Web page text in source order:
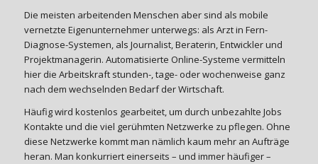
Die meisten arbeitenden Menschen aber sind als mobile
vernetzte Eigenunternehmer unterwegs: als Arzt in Fern-
Diagnose-Systemen, als Journalist, Beraterin, Entwickler und
Projektmanagerin. Automatisierte Online-Systeme vermitteln
hier die Arbeitskraft stunden-, tage- oder wochenweise ganz
nach dem wechselnden Bedarf der Wirtschaft.
Häufig wird kostenlos gearbeitet, um durch unbezahlte Jobs
Kontakte und die viel gerühmten Netzwerke zu pflegen. Ohne
diese Netzwerke kommt man nämlich kaum mehr an Aufträge
heran. Man konkurriert einerseits – und immer häufiger –